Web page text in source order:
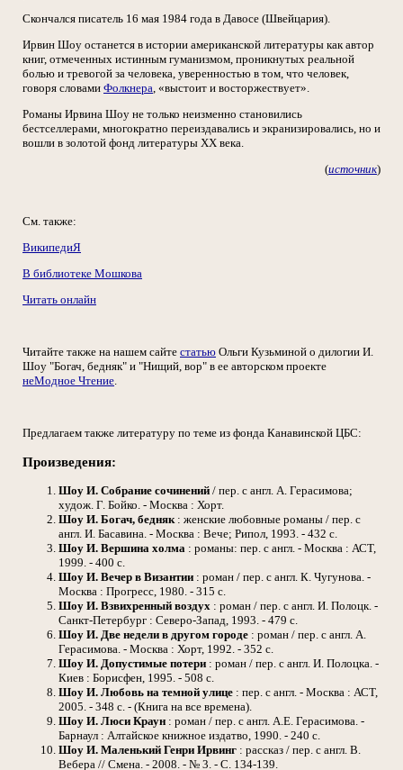
Скончался писатель 16 мая 1984 года в Давосе (Швейцария).
Ирвин Шоу останется в истории американской литературы как автор
книг, отмеченных истинным гуманизмом, проникнутых реальной
болью и тревогой за человека, уверенностью в том, что человек,
говоря словами Фолкнера, «выстоит и восторжествует».
Романы Ирвина Шоу не только неизменно становились
бестселлерами, многократно переиздавались и экранизировались, но и
вошли в золотой фонд литературы ХХ века.
(источник)
См. также:
ВикипедиЯ
В библиотеке Мошкова
Читать онлайн
Читайте также на нашем сайте статью Ольги Кузьминой о дилогии И.
Шоу "Богач, бедняк" и "Нищий, вор" в ее авторском проекте
неМодное Чтение.
Предлагаем также литературу по теме из фонда Канавинской ЦБС:
Произведения:
Шоу И. Собрание сочинений / пер. с англ. А. Герасимова;
худож. Г. Бойко. - Москва : Хорт.
Шоу И. Богач, бедняк: женские любовные романы / пер. с
англ. И. Басавина. - Москва : Вече; Рипол, 1993. - 432 с.
Шоу И. Вершина холма : романы: пер. с англ. - Москва : АСТ,
1999. - 400 с.
Шоу И. Вечер в Византии : роман / пер. с англ. К. Чугунова. -
Москва : Прогресс, 1980. - 315 с.
Шоу И. Взвихренный воздух : роман / пер. с англ. И. Полоцк. -
Санкт-Петербург : Северо-Запад, 1993. - 479 с.
Шоу И. Две недели в другом городе : роман / пер. с англ. А.
Герасимова. - Москва : Хорт, 1992. - 352 с.
Шоу И. Допустимые потери : роман / пер. с англ. И. Полоцка. -
Киев : Борисфен, 1995. - 508 с.
Шоу И. Любовь на темной улице : пер. с англ. - Москва : АСТ,
2005. - 348 с. - (Книга на все времена).
Шоу И. Люси Краун : роман / пер. с англ. А.Е. Герасимова. -
Барнаул : Алтайское книжное издатво, 1990. - 240 с.
Шоу И. Маленький Генри Ирвинг : рассказ / пер. с англ. В.
Вебера // Смена. - 2008. - № 3. - С. 134-139.